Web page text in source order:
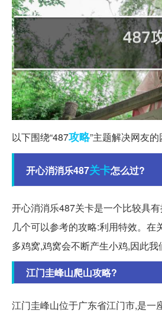
以下围绕“487攻略”主题解决网友
开心消消乐487关卡怎么过?
开心消消乐487关卡是一个比较具
几个可以参考的攻略:利用特效。在
多鸡窝,鸡窝会不断产生小鸡,因此我
江门圭峰山爬山攻略?
江门圭峰山位于广东省江门市,是一